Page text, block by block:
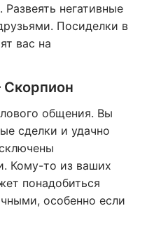
негативные
Посиделки в
вас на
Скорпион
общения. Вы
сделки и удачно
Кому-то из ваших
понадобиться
особенно если